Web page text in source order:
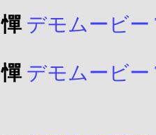
デモムービ
デモムービ